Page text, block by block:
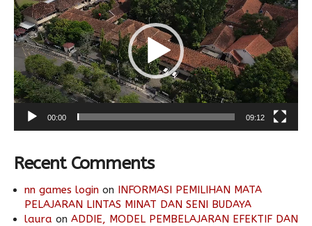
00:00 09:12
Recent Comments
nn games login on INFORMASI PEMILIHAN MATA
PELAJARAN LINTAS MINAT DAN SENI BUDAYA
laura on ADDIE, MODEL PEMBELAJARAN EFEKTIF DAN